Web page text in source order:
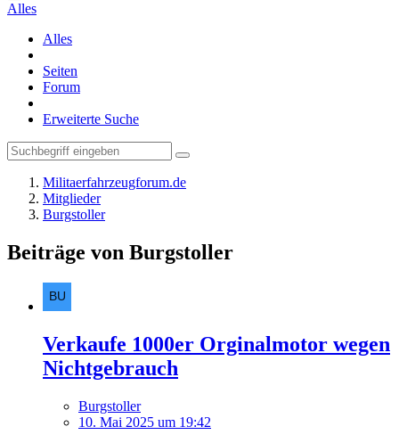
Alles
Alles
Seiten
Forum
Erweiterte Suche
Militaerfahrzeugforum.de
Mitglieder
Burgstoller
Beiträge von Burgstoller
Verkaufe 1000er Orginalmotor wegen
Nichtgebrauch
Burgstoller
10. Mai 2025 um 19:42